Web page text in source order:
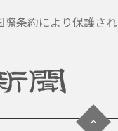
際条約により保護され